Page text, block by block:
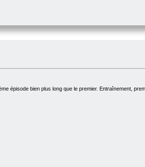
épisode bien plus long que le premier. Entraînement,